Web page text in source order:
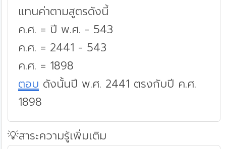
แทนค่าตามสูตรดังนี้
ค.ศ. = ปี พ.ศ. - 543
ค.ศ. = 2441 - 543
ค.ศ. = 1898
ตอบ ดังนั้นปี พ.ศ. 2441 ตรงกับปี ค.ศ.
1898
💡สาระความรู้เพิ่มเติม